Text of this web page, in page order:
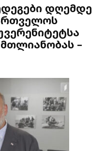
დღემდე
–